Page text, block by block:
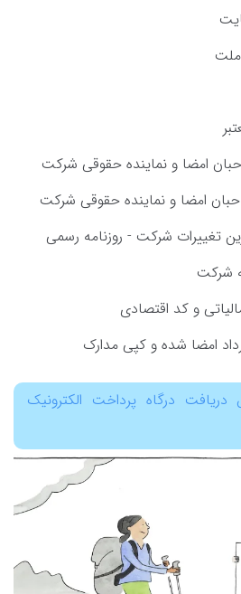
امضا و نماینده حقوقی شرکت
امضا و نماینده حقوقی شرکت
تغییرات شرکت - روزنامه رسمی
شرکت
و کد اقتصادی
امضا شده و کپی مدارک
دریافت درگاه پرداخت الکترونیک